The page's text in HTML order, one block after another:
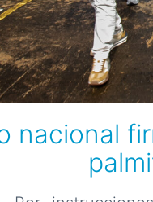
nacional